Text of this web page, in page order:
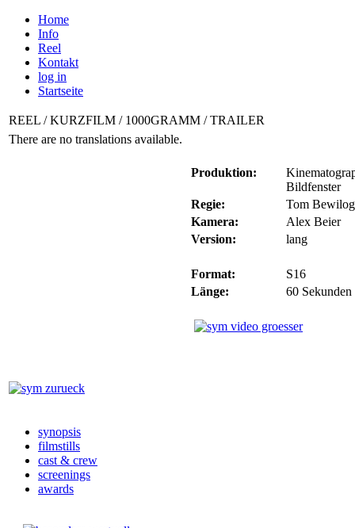
Home
Info
Reel
Kontakt
log in
Startseite
REEL / KURZFILM / 1000GRAMM / TRAILER
There are no translations available.
Produktion:
Bildfenster
Regie:
Tom
Kamera:
Alex Beier
Version:
lang
Format:
S16
Länge:
60 Sekunden
synopsis
filmstills
cast & crew
screenings
awards